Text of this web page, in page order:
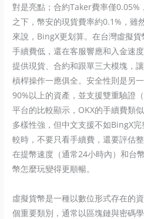
對是亮點；合約Taker費率僅0.05%
之下，幣安的現貨費率約0.1%，雖
來說，BingX更划算。在台灣虛擬
手續費低，還在客服響應和入金速
提供現貨、合約和跟單三大模塊，
槓桿操作一應俱全。安全性則是另
90%以上的資產，並支援雙重驗證
平台的比較顯示，OKX的手續費類
多樣性強，但中文支援不如BingX
較時，不要只看手續費，還要評估
在提幣速度（通常24小時內）和台
幣怎麼玩變得更順暢。
虛擬貨幣是一種以數位形式存在的
個重要類別，通常以區塊鏈與密碼